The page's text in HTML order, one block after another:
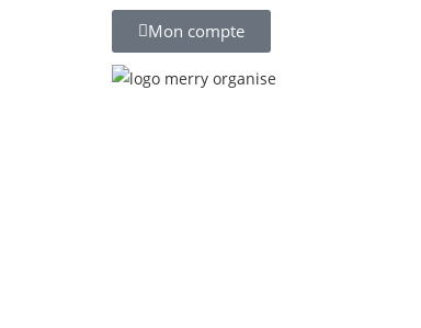
Mon compte